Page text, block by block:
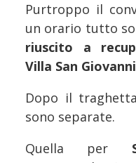
Purtroppo il
un orario tutto
riuscito a
Villa San
Dopo il
sono separate.
Quella per